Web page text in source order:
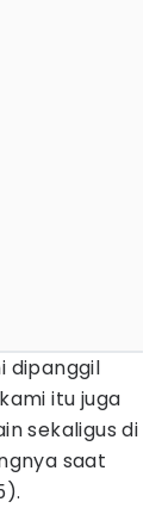
dipanggil
itu juga
sekaligus di
saat